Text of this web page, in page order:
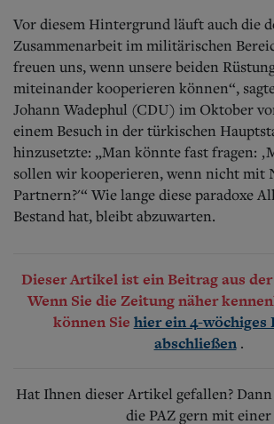
Vor diesem Hintergrund läuft auch die
Zusammenarbeit im militärischen
freuen uns, wenn unsere beiden
miteinander kooperieren können“,
Johann Wadephul (CDU) im Oktober
einem Besuch in der türkischen
hinzusetzte: „Man könnte fast fragen:
sollen wir kooperieren, wenn nicht mit
Partnern?'“ Wie lange diese paradoxe
Bestand hat, bleibt abzuwarten.
Dieser Artikel ist ein Beitrag aus
Wenn Sie die Zeitung näher
können Sie hier ein 4-wöchiges
abschließen .
Hat Ihnen dieser Artikel gefallen?
die PAZ gern mit einer